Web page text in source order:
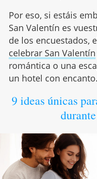
Por eso, si estáis
San Valentín es
de los encuestados,
celebrar San Valentín
romántica o una
un hotel con encanto.
9 ideas únicas